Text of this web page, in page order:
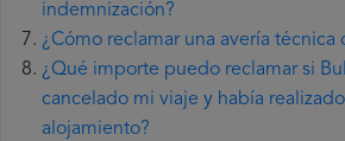
indemnización?
¿Cómo reclamar una avería técnica
¿Qué importe puedo reclamar si
cancelado mi viaje y había
alojamiento?